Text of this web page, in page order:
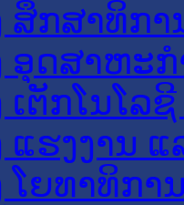
ສຶກສາທິກາ
ອຸດສາຫະ
ເຕັກໂນໂລ
ແຮງງານ
ໂຍທາທິກາ